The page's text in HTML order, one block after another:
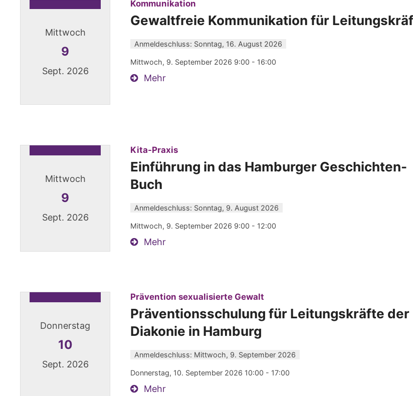
Mittwoch
9
Sept. 2026
Kommunikation
Gewaltfreie Kommunikation für
Anmeldeschluss: Sonntag, 16. August 2026
Mittwoch, 9. September 2026 9:00 - 16:00
Mehr
Mittwoch
9
Sept. 2026
Kita-Praxis:
Einführung in das Hamburger Geschichten-
Buch
Anmeldeschluss: Sonntag, 9. August 2026
Mittwoch, 9. September 2026 9:00 - 12:00
Mehr
Donnerstag
10
Sept. 2026
Prävention sexualisierte Gewalt
Präventionsschulung für Leitungskräfte der
Diakonie in Hamburg
Anmeldeschluss: Mittwoch, 9. September 2026
Donnerstag, 10. September 2026 10:00 - 17:00
Mehr